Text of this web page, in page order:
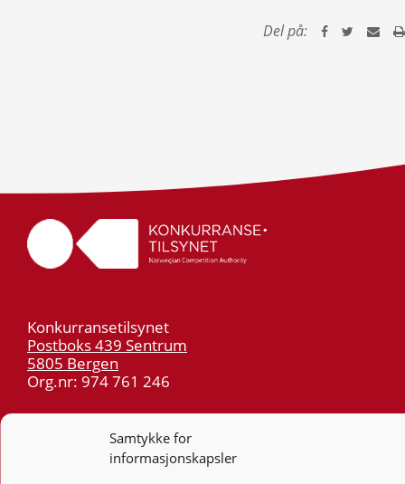
Samtykke for
informasjonskapsler
Del på:
Konkurransetilsynet
Postboks 439 Sentrum
5805 Bergen
Org.nr: 974 761 246
55 59 75 00
post@kt.no